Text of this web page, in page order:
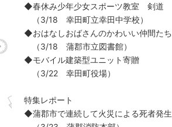
◆春休み少年少女スポーツ教室 剣道
（3/18 幸田町立幸田中学校）
◆おはなしおばさんのかわいい仲間たち
（3/18 蒲郡市立図書館）
◆モバイル建築型ユニット寄贈
（3/22 幸田町役場）
特集レポート
◆蒲郡市で連続して火災による死者発生